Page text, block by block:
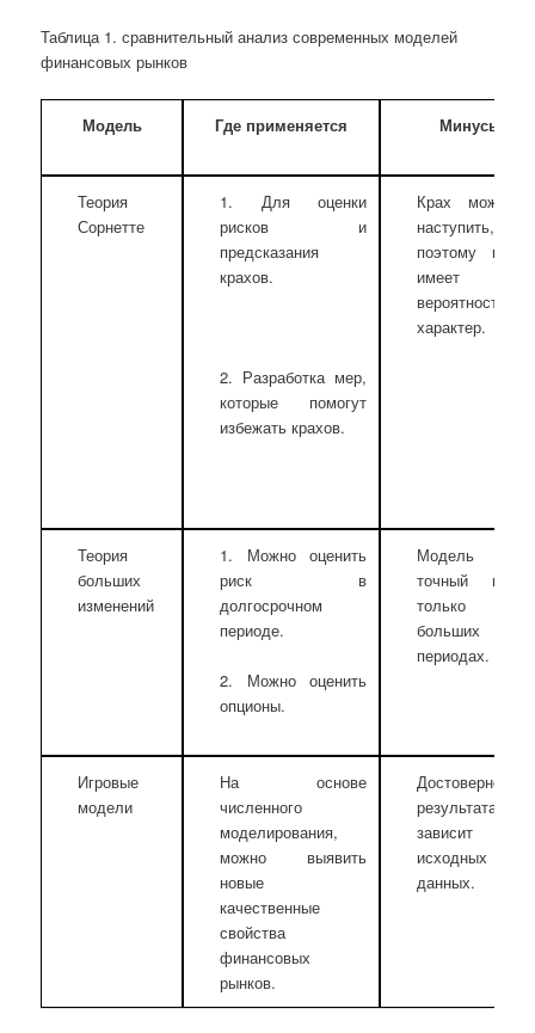
Таблица 1. сравнительный анализ современных моделей
финансовых рынков
Модель Где применяется Минусы
Теория
Сорнетте
1. Для оценки
рисков и
предсказания
крахов.
2. Разработка мер,
которые помогут
избежать крахов.
Крах может
наступить,
поэтому
имеет
вероятностный
характер.
Теория
больших
изменений
1. Можно оценить
риск в
долгосрочном
периоде.
2. Можно оценить
опционы.
Модель
точный
только
больших
периодах.
Игровые
модели
На основе
численного
моделирования,
можно выявить
новые
качественные
свойства
финансовых
рынков.
Достоверность
результата
зависит
исходных
данных.